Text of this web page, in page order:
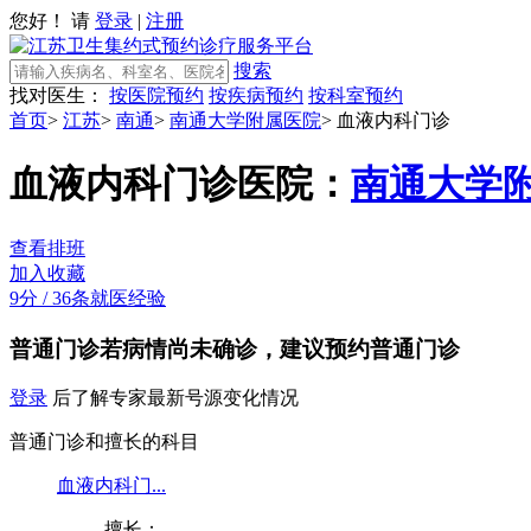
您好！ 请 登录 | 注册
搜索
找对医生：
按医院预约 按疾病预约 按科室预约
首页> 江苏> 南通> 南通大学附属医院> 血液内科门诊
血液内科门诊医院： 南通大学
查看排班
加入收藏
9分 / 36条就医经验
普通门诊若病情尚未确诊，建议预约普通门诊
登录 后了解专家最新号源变化情况
普通门诊和擅长的科目
血液内科门...